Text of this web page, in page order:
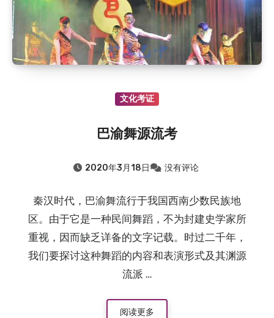
2019.8.6
：通江县春在乡（原新建乡）的故事——抗…
2019.8.6 ：通江县新建乡（春在乡）地名故事
2019.8.6 ：通江县新建乡（春在乡）的故事——师娘…
2018.8.6：明朝进士向玉轩
文化考证
巴渝舞源流考
2020年3月18日 没有评论
秦汉时代，巴渝舞流行于我国西南少数民族地
区。由于它是一种民间舞蹈，不为封建史学家所
重视，因而缺乏详备的文字记载。时过二千年，
我们要探讨这种舞蹈的内容和表演形式及其渊源
流派 …
阅读更多